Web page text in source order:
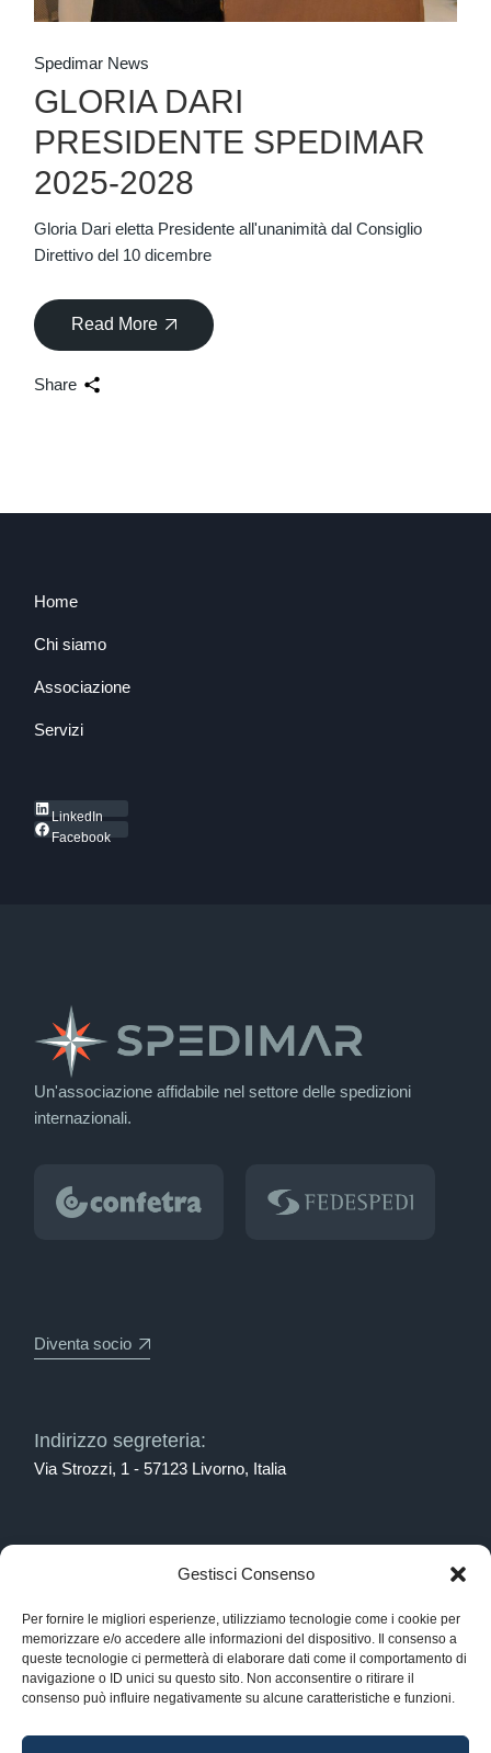
Gestisci Consenso
Per fornire le migliori esperienze, utilizziamo tecnologie come i cookie per
memorizzare e/o accedere alle informazioni del dispositivo. Il consenso a
queste tecnologie ci permetterà di elaborare dati come il comportamento di
navigazione o ID unici su questo sito. Non acconsentire o ritirare il
consenso può influire negativamente su alcune caratteristiche e funzioni.
Spedimar News
GLORIA DARI
PRESIDENTE SPEDIMAR
2025-2028
Gloria Dari eletta Presidente all'unanimità dal Consiglio
Direttivo del 10 dicembre
Read More
Share
Home
Chi siamo
Associazione
Servizi
LinkedIn
Facebook
Un'associazione affidabile nel settore delle spedizioni
internazionali.
Diventa socio
Indirizzo segreteria:
Via Strozzi, 1 - 57123 Livorno, Italia
Chiamaci: